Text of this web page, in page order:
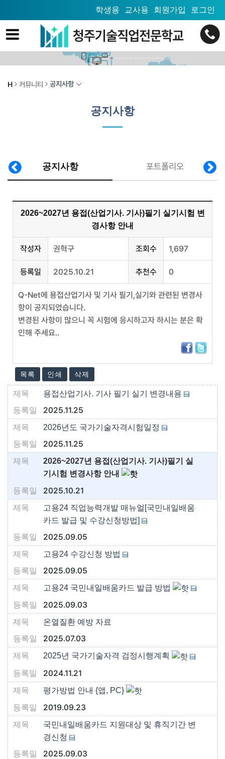
학생용 교사용 회원가입 로그인
H 커뮤니티 공지사항
공지사항
공지사항 포트폴리오
2026~2027년 용접(산업기사. 기사)필기 실기시험 변
경사항 안내
작성자 권혁구 조회수 1,697
등록일 2025.10.21 추천수 0
Q-Net에 용접산업기사 및 기사 필기,실기와 관련된 변경사
항이 공지되었습니다.
변경된 사항이 많으니 꼭 시험에 응시하고자 하시는 분은 확
인해 주세요..
목록 인쇄 삭제
용접산업기사. 기사 필기 실기 변경내용
2025.11.25
2026년도 국가기술자격시험일정
2025.11.25
2026~2027년 용접(산업기사. 기사)필기 실
기시험 변경사항 안내
2025.10.21
고용24 직업능력개발 매뉴얼[국민내일배움
카드 발급 및 수강신청방법]
2025.09.05
고용24 수강신청 방법
2025.09.05
고용24 국민내일배움카드 발급 방법
2025.09.03
온열질환 예방 자료
2025.07.03
2025년 국가기술자격 검정시행계획
2024.11.21
평가방법 안내 {앱, PC}
2019.09.23
국민내일배움카드 지원대상 및 휴직기간 변
경신청
2025.09.03